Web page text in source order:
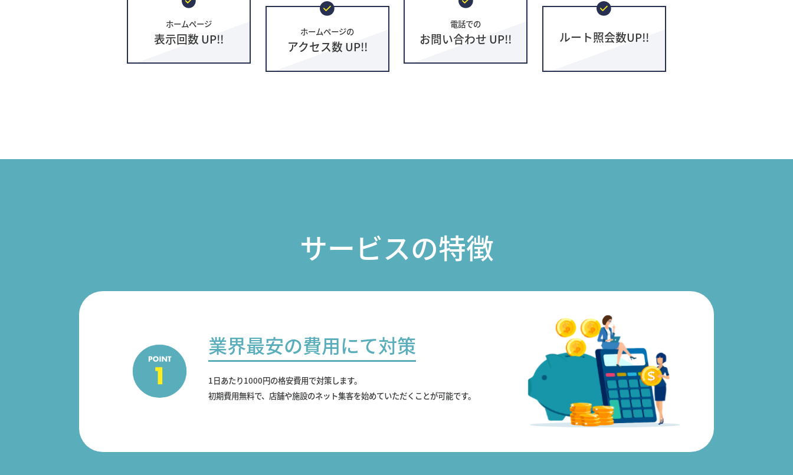
ホームページ
表示回数 UP!! ホームページの
アクセス数 UP!!
電話での
お問い合わせ UP!! ルート照会数UP!!
サービスの特徴
業界最安の費用にて対策
1日あたり1000円の格安費用で対策します。
初期費用無料で、店舗や施設のネット集客を始めていただくことが可能です。